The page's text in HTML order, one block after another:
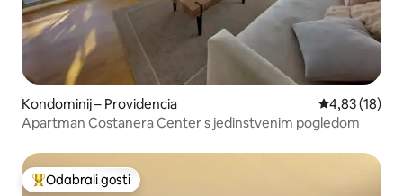
Kondominij – Providencia Prosječna
4,83 (18)
Apartman Costanera Center s jedinstvenim pogledom
Među najviše rangiranima s oznakom „Odabrali gosti”
Odabrali gosti